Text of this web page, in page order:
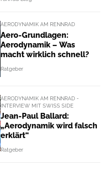
AERODYNAMIK AM RENNRAD
Aero-Grundlagen:
Aerodynamik – Was
macht wirklich schnell?
Ratgeber
AERODYNAMIK AM RENNRAD -
INTERVIEW MIT SWISS SIDE
Jean-Paul Ballard:
„Aerodynamik wird falsch
erklärt“
Ratgeber